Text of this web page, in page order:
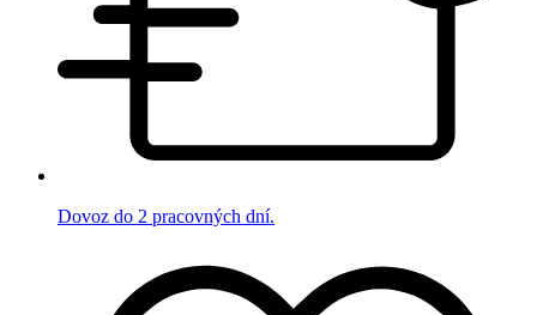
Dovoz do 2 pracovných dní.